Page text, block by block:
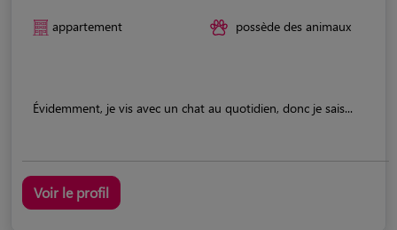
appartement possède des animaux
Évidemment, je vis avec un chat au quotidien, donc je sais...
Voir le profil